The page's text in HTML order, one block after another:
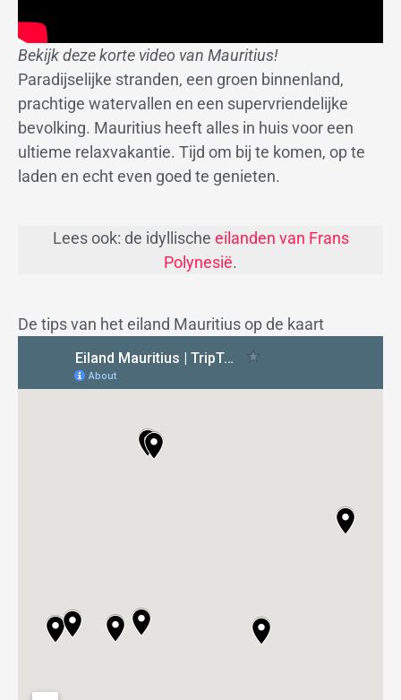
Bekijk deze korte video van Mauritius!
Paradijselijke stranden, een groen binnenland,
prachtige watervallen en een supervriendelijke
bevolking. Mauritius heeft alles in huis voor een
ultieme relaxvakantie. Tijd om bij te komen, op te
laden en echt even goed te genieten.
Lees ook: de idyllische eilanden van Frans
Polynesië.
De tips van het eiland Mauritius op de kaart